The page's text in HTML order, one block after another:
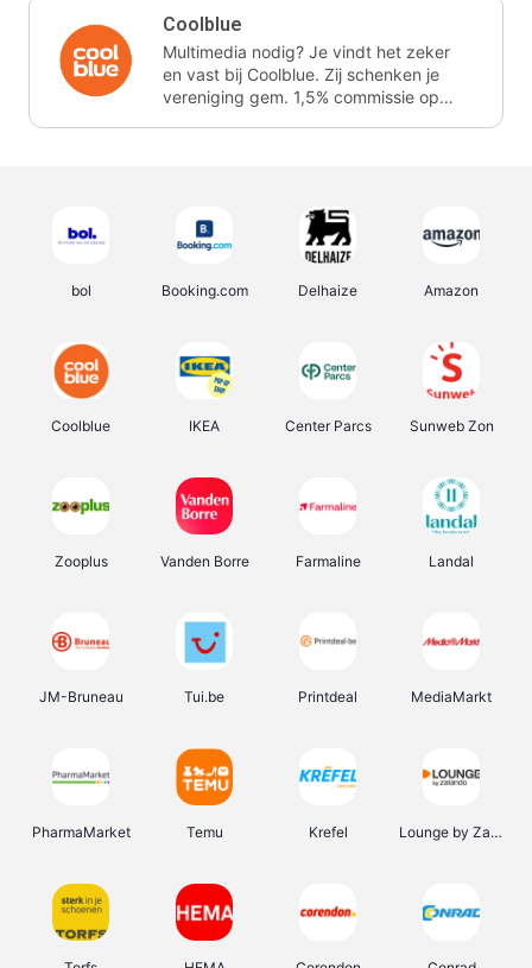
Coolblue
Multimedia nodig? Je vindt het zeker
en vast bij Coolblue. Zij schenken je
vereniging gem. 1,5% commissie op
bol Booking.com Delhaize Amazon
Coolblue IKEA Center Parcs Sunweb Zon
Zooplus Vanden Borre Farmaline Landal
JM-Bruneau Tui.be Printdeal MediaMarkt
PharmaMarket Temu Krefel Lounge by Zalando